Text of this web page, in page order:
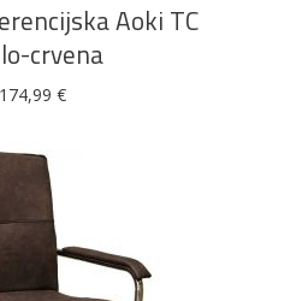
Aoki TC
crvena
174,99 €